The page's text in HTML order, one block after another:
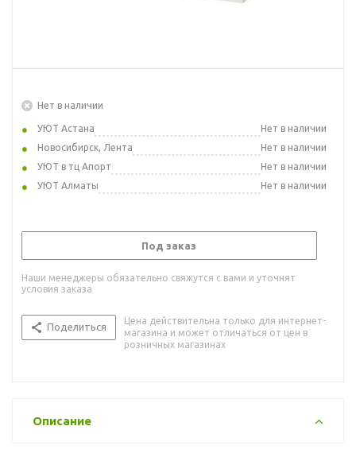
Нет в наличии
УЮТ Астана
Нет в наличии
Новосибирск, Лента
Нет в наличии
УЮТ в тц Апорт
Нет в наличии
УЮТ Алматы
Нет в наличии
Под заказ
Наши менеджеры обязательно свяжутся с вами и уточнят
условия заказа
Поделиться
Цена действительна только для интернет-
магазина и может отличаться от цен в
розничных магазинах
Описание